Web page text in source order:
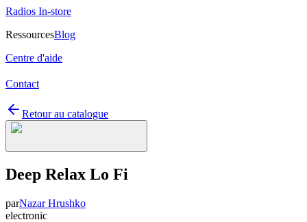
Radios In-store
RessourcesBlog
Centre d'aide
Contact
Retour au catalogue
Deep Relax Lo Fi
parNazar Hrushko
electronic